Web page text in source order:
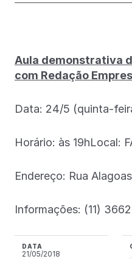
Aula demonstrativa
com Redação
Data: 24/5 (quinta-
Horário: às 19hLocal:
Endereço: Rua
Informações: (11)
DATA
21/05/2018